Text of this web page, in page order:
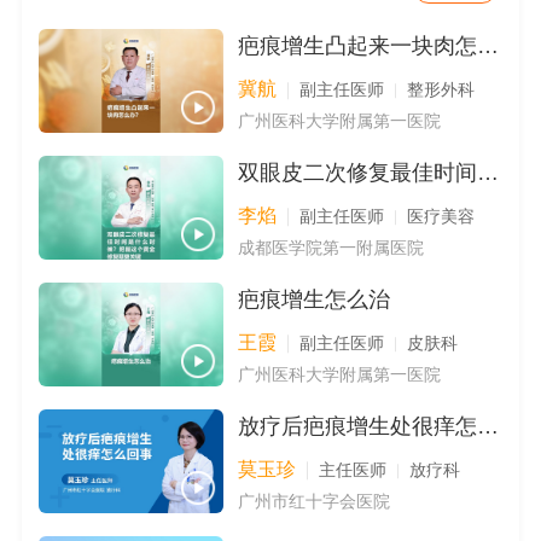
疤痕增生凸起来一块肉怎么办？
冀航 副主任医师
整形外科
广州医科大学附属第一医院
双眼皮二次修复最佳时间是什么时候？把握这个黄金修复期更关键
李焰 副主任医师
医疗美容
成都医学院第一附属医院
疤痕增生怎么治
王霞 副主任医师
皮肤科
广州医科大学附属第一医院
放疗后疤痕增生处很痒怎么回事
莫玉珍 主任医师
放疗科
广州市红十字会医院